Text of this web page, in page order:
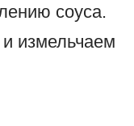
соуса.
измельчаем